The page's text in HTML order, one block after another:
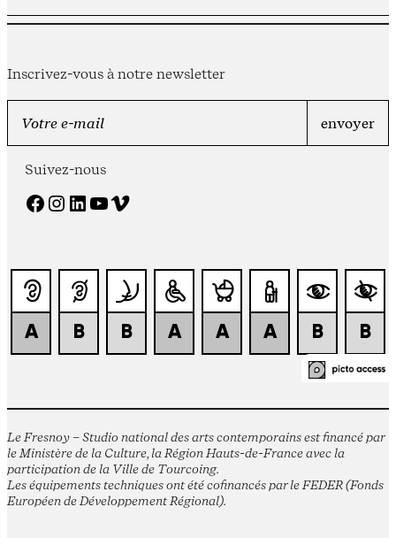
Inscrivez-vous à notre newsletter
Suivez-nous
Facebook Instagram LinkedIn YouTube Vimeo
Le Fresnoy – Studio national des arts contemporains est financé par
le Ministère de la Culture, la Région Hauts-de-France avec la
participation de la Ville de Tourcoing.
Les équipements techniques ont été cofinancés par le FEDER (Fonds
Européen de Développement Régional).